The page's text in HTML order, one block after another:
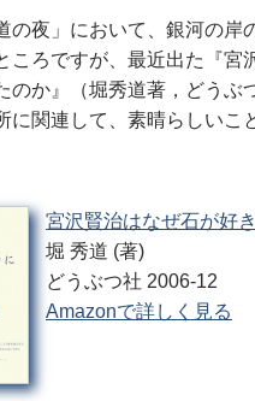
夜」において、銀河の岸
ころですが、最近出た『宮
のか』（堀秀道著，どうぶ
に関連して、素晴らしいこ
宮沢賢治はなぜ石が好
堀 秀道 (著)
どうぶつ社 2006-12
Amazonで詳しく見る